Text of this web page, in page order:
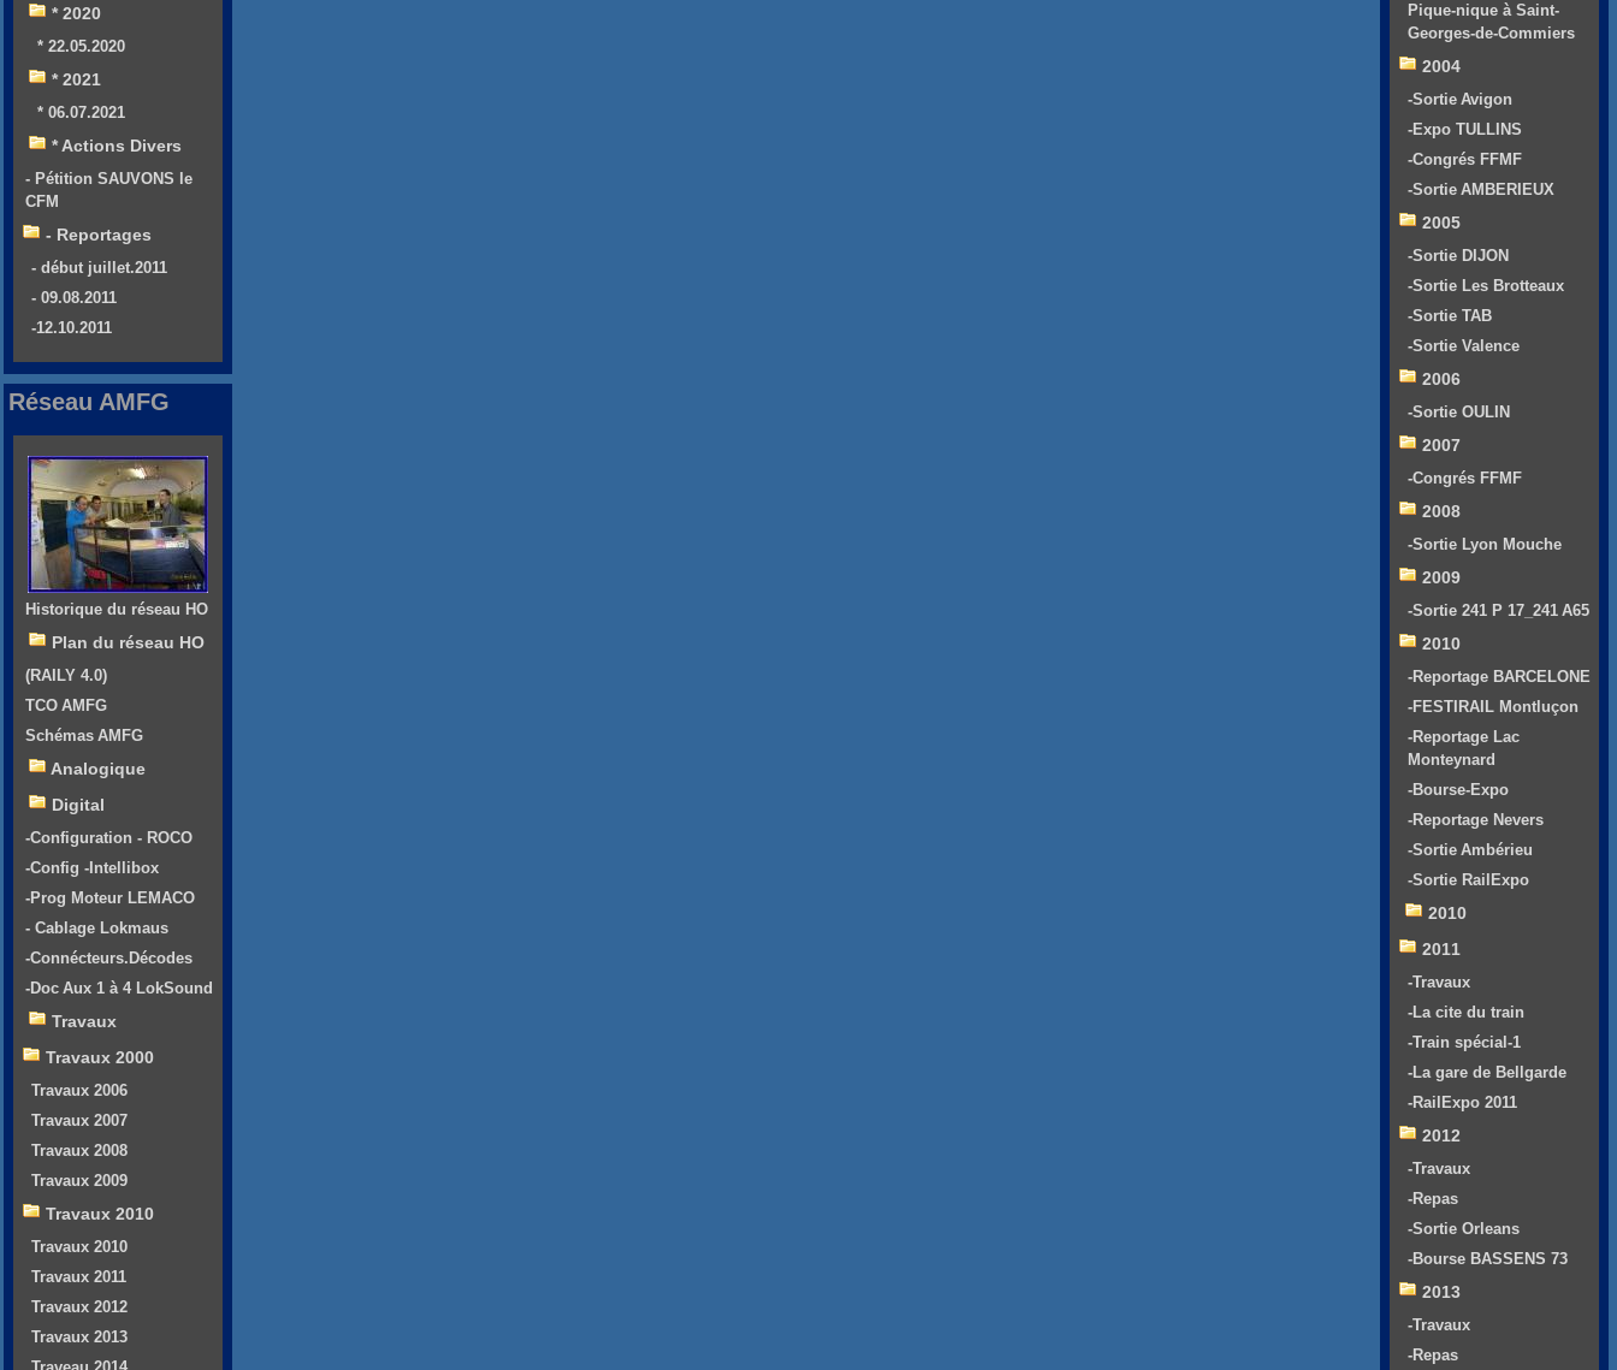
* 2020
* 22.05.2020
* 2021
* 06.07.2021
* Actions Divers
- Pétition SAUVONS le
CFM
- Reportages
- début juillet.2011
- 09.08.2011
-12.10.2011
Réseau AMFG
Historique du réseau HO
Plan du réseau HO
(RAILY 4.0)
TCO AMFG
Schémas AMFG
Analogique
Digital
-Configuration - ROCO
-Config -Intellibox
-Prog Moteur LEMACO
- Cablage Lokmaus
-Connécteurs.Décodes
-Doc Aux 1 à 4 LokSound
Travaux
Travaux 2000
Travaux 2006
Travaux 2007
Travaux 2008
Travaux 2009
Travaux 2010
Travaux 2010
Travaux 2011
Travaux 2012
Travaux 2013
Pique-nique à Saint-
Georges-de-Commiers
2004
-Sortie Avigon
-Expo TULLINS
-Congrés FFMF
-Sortie AMBERIEUX
2005
-Sortie DIJON
-Sortie Les Brotteaux
-Sortie TAB
-Sortie Valence
2006
-Sortie OULIN
2007
-Congrés FFMF
2008
-Sortie Lyon Mouche
2009
-Sortie 241 P 17_241 A65
2010
-Reportage BARCELONE
-FESTIRAIL Montluçon
-Reportage Lac
Monteynard
-Bourse-Expo
-Reportage Nevers
-Sortie Ambérieu
-Sortie RailExpo
2010
2011
-Travaux
-La cite du train
-Train spécial-1
-La gare de Bellgarde
-RailExpo 2011
2012
-Travaux
-Repas
-Sortie Orleans
-Bourse BASSENS 73
2013
-Travaux
-Repas